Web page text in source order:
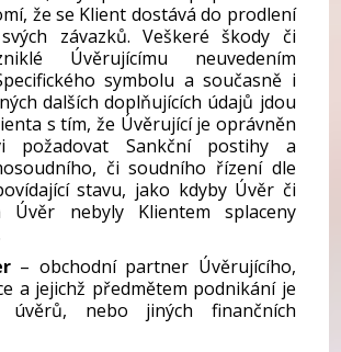
že se Klient dostává do prodlení
závazků. Veškeré škody či
Úvěrujícímu neuvedením
symbolu a současně i
dalších doplňujících údajů jdou
s tím, že Úvěrující je oprávněn
požadovat Sankční postihy a
či soudního řízení dle
stavu, jako kdyby Úvěr či
Úvěr nebyly Klientem splaceny
– obchodní partner Úvěrujícího,
a jejichž předmětem podnikání je
úvěrů, nebo jiných finančních